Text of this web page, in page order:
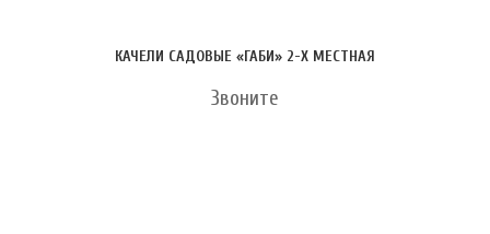
КАЧЕЛИ САДОВЫЕ «ГАБИ» 2-Х МЕСТНАЯ
Звоните